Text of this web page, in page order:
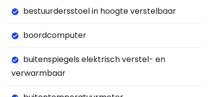
bestuurdersstoel in hoogte verstelbaar
boordcomputer
buitenspiegels elektrisch verstel- en
verwarmbaar